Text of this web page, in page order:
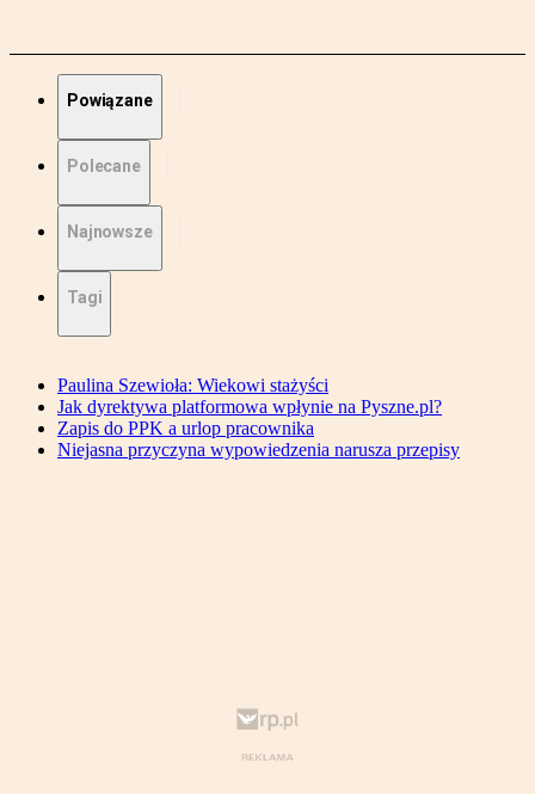
Powiązane
Polecane
Najnowsze
Tagi
Paulina Szewioła: Wiekowi stażyści
Jak dyrektywa platformowa wpłynie na Pyszne.pl?
Zapis do PPK a urlop pracownika
Niejasna przyczyna wypowiedzenia narusza przepisy